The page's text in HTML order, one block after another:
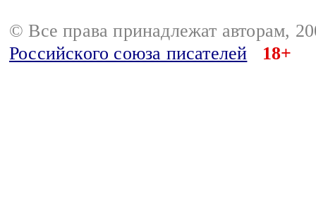
© Все права принадлежат авторам,
Российского союза писателей
18+